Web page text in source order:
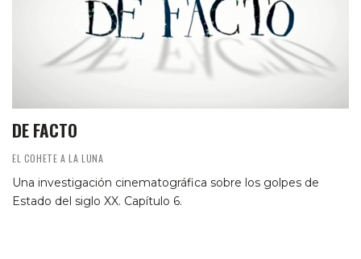
DE FACTO
EL COHETE A LA LUNA
Una investigación cinematográfica sobre los golpes de
Estado del siglo XX. Capítulo 6.